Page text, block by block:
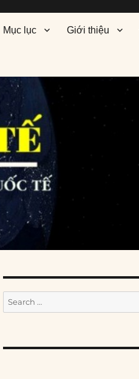
Mục lục Giới thiệu
Search
for: